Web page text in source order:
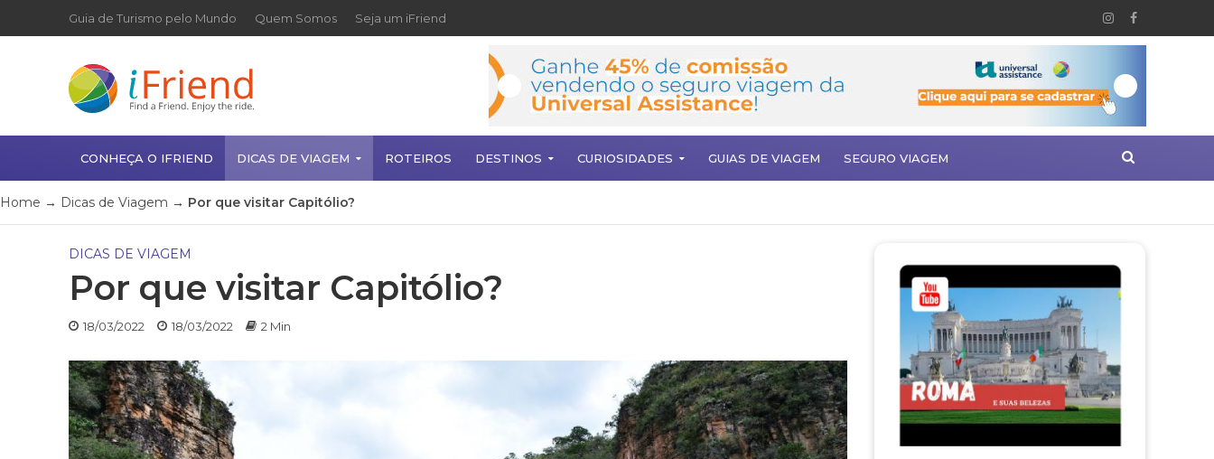
Guia de Turismo pelo Mundo Quem Somos Seja um iFriend
CONHEÇA O IFRIEND DICAS DE VIAGEM ROTEIROS DESTINOS CURIOSIDADES GUIAS DE VIAGEM SEGURO VIAGEM
Home → Dicas de Viagem → Por que visitar Capitólio?
DICAS DE VIAGEM
Por que visitar Capitólio?
18/03/2022 18/03/2022 2 Min